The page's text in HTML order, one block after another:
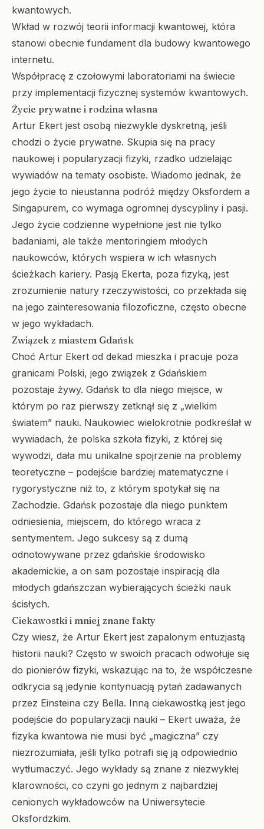
kwantowych.
Wkład w rozwój teorii informacji kwantowej, która
stanowi obecnie fundament dla budowy kwantowego
internetu.
Współpracę z czołowymi laboratoriami na świecie
przy implementacji fizycznej systemów kwantowych.
Życie prywatne i rodzina własna
Artur Ekert jest osobą niezwykle dyskretną, jeśli
chodzi o życie prywatne. Skupia się na pracy
naukowej i popularyzacji fizyki, rzadko udzielając
wywiadów na tematy osobiste. Wiadomo jednak, że
jego życie to nieustanna podróż między Oksfordem a
Singapurem, co wymaga ogromnej dyscypliny i pasji.
Jego życie codzienne wypełnione jest nie tylko
badaniami, ale także mentoringiem młodych
naukowców, których wspiera w ich własnych
ścieżkach kariery. Pasją Ekerta, poza fizyką, jest
zrozumienie natury rzeczywistości, co przekłada się
na jego zainteresowania filozoficzne, często obecne
w jego wykładach.
Związek z miastem Gdańsk
Choć Artur Ekert od dekad mieszka i pracuje poza
granicami Polski, jego związek z Gdańskiem
pozostaje żywy. Gdańsk to dla niego miejsce, w
którym po raz pierwszy zetknął się z „wielkim
światem” nauki. Naukowiec wielokrotnie podkreślał w
wywiadach, że polska szkoła fizyki, z której się
wywodzi, dała mu unikalne spojrzenie na problemy
teoretyczne – podejście bardziej matematyczne i
rygorystyczne niż to, z którym spotykał się na
Zachodzie. Gdańsk pozostaje dla niego punktem
odniesienia, miejscem, do którego wraca z
sentymentem. Jego sukcesy są z dumą
odnotowywane przez gdańskie środowisko
akademickie, a on sam pozostaje inspiracją dla
młodych gdańszczan wybierających ścieżki nauk
ścisłych.
Ciekawostki i mniej znane fakty
Czy wiesz, że Artur Ekert jest zapalonym entuzjastą
historii nauki? Często w swoich pracach odwołuje się
do pionierów fizyki, wskazując na to, że współczesne
odkrycia są jedynie kontynuacją pytań zadawanych
przez Einsteina czy Bella. Inną ciekawostką jest jego
podejście do popularyzacji nauki – Ekert uważa, że
fizyka kwantowa nie musi być „magiczna” czy
niezrozumiała, jeśli tylko potrafi się ją odpowiednio
wytłumaczyć. Jego wykłady są znane z niezwykłej
klarowności, co czyni go jednym z najbardziej
cenionych wykładowców na Uniwersytecie
Oksfordzkim.